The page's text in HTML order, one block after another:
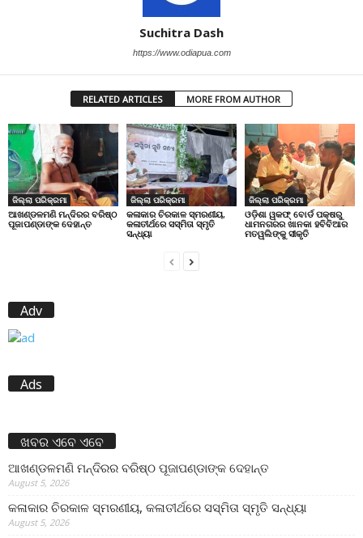
Suchitra Dash
https://www.odiapua.com
RELATED ARTICLES MORE FROM AUTHOR
ଜିଲ୍ଲା ପରିକ୍ରମା
ଆଖଣ୍ଡଳମଣି ମନ୍ଦିରର ବରିଷ୍ଠ
ପୂଜାପଣ୍ଡାଙ୍କ ଦେହାନ୍ତ
ଜିଲ୍ଲା ପରିକ୍ରମା
କଳାକାର ଚିରକାଳ ସ୍ମରଣୀୟ,
କଳାତୀର୍ଥରେ ସସ୍ମିତା ସ୍ମୃତି
ସନ୍ଧ୍ୟା
ଜିଲ୍ଲା ପରିକ୍ରମା
ଓଡ଼ିଶା ୱକଫ୍ ବୋର୍ଡ ପକ୍ଷରୁ
ଧାମନଗରର ଖାନକା ହବିବିଆର
ମତୱଲିଙ୍କୁ ସୀକୃତି
Adv
Ads
ଖବର ଏବେ ଏବେ
ଆଖଣ୍ଡଳମଣି ମନ୍ଦିରର ବରିଷ୍ଠ ପୂଜାପଣ୍ଡାଙ୍କ ଦେହାନ୍ତ
August 5, 2026
କଳାକାର ଚିରକାଳ ସ୍ମରଣୀୟ, କଳାତୀର୍ଥରେ ସସ୍ମିତା ସ୍ମୃତି ସନ୍ଧ୍ୟା
August 5, 2026